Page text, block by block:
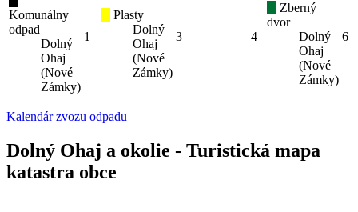
Komunálny
odpad
Dolný
Ohaj
(Nové
Zámky)
1
Plasty
Dolný
Ohaj
(Nové
Zámky)
3 4
Zberný
dvor
Dolný
Ohaj
(Nové
Zámky)
6
Kalendár zvozu odpadu
Dolný Ohaj a okolie - Turistická mapa
katastra obce